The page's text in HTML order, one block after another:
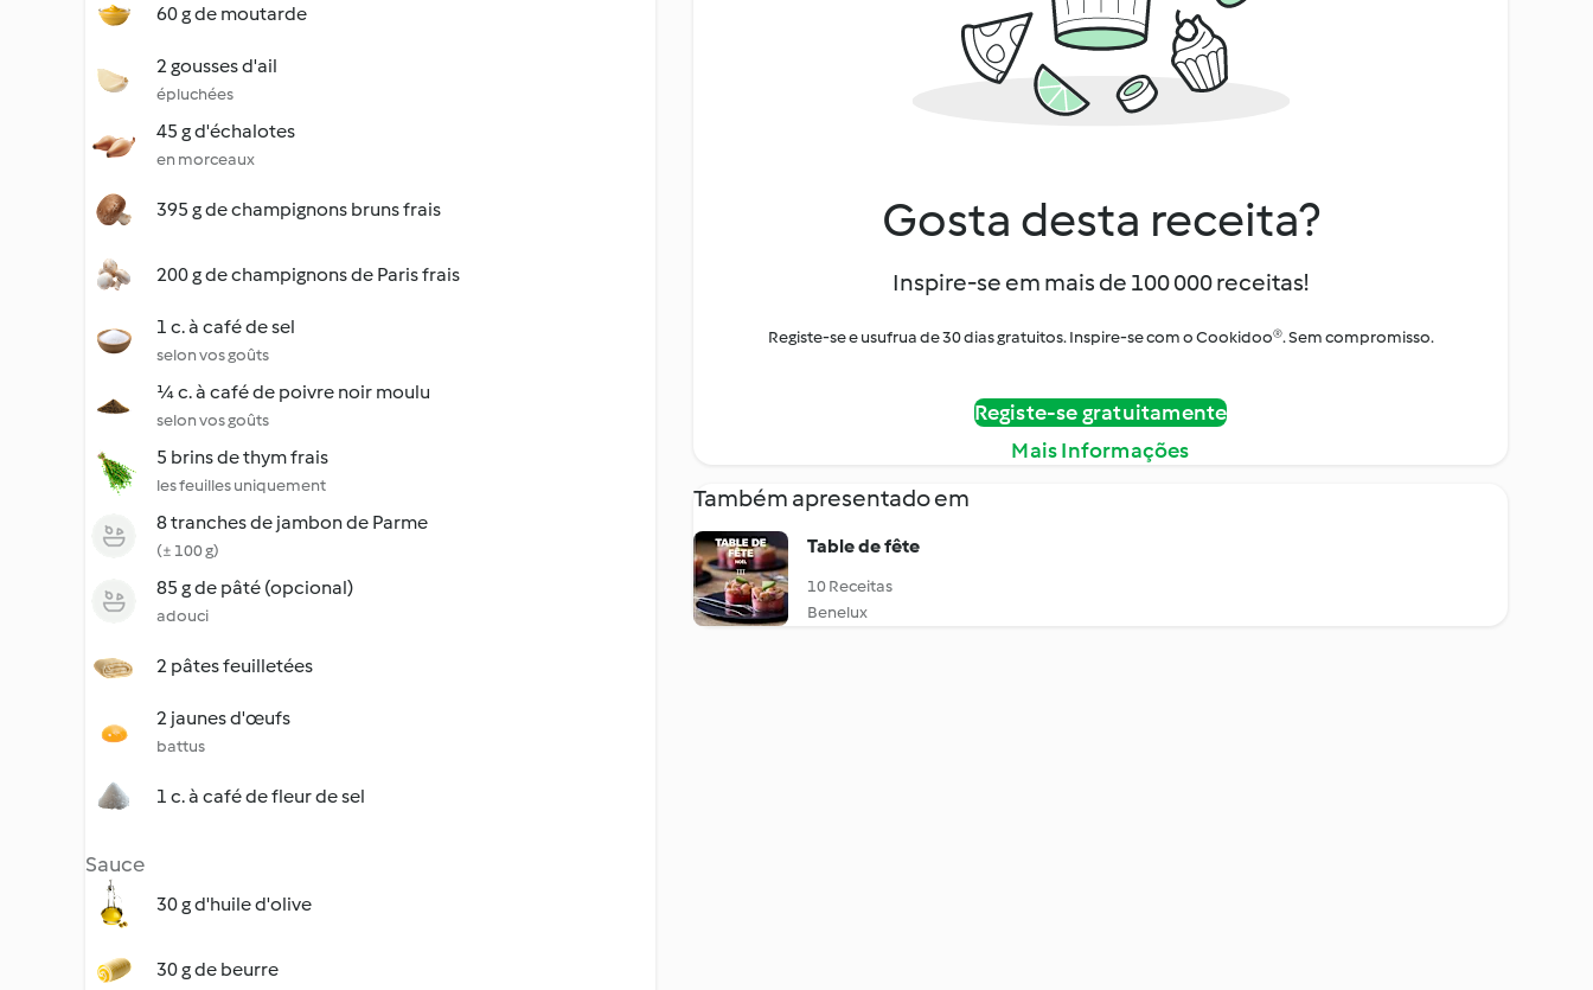
60 g de moutarde
2 gousses d'ail
épluchées
45 g d'échalotes
en morceaux
395 g de champignons bruns frais
200 g de champignons de Paris frais
1 c. à café de sel
selon vos goûts
¼ c. à café de poivre noir moulu
selon vos goûts
5 brins de thym frais
les feuilles uniquement
8 tranches de jambon de Parme
(± 100 g)
85 g de pâté (opcional)
adouci
2 pâtes feuilletées
2 jaunes d'œufs
battus
1 c. à café de fleur de sel
Sauce
30 g d'huile d'olive
30 g de beurre
Gosta desta receita?
Inspire-se em mais de 100 000 receitas!
Registe-se e usufrua de 30 dias gratuitos. Inspire-se com o Cookidoo®. Sem compromisso.
Registe-se gratuitamente
Mais Informações
Também apresentado em
Table de fête
10 Receitas
Benelux